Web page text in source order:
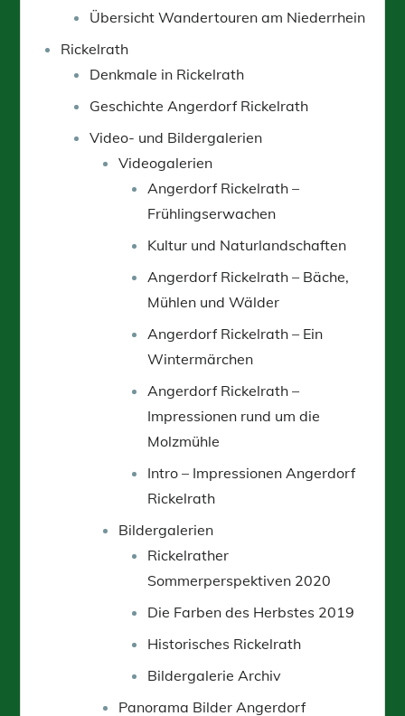
Übersicht Wandertouren am Niederrhein
Rickelrath
Denkmale in Rickelrath
Geschichte Angerdorf Rickelrath
Video- und Bildergalerien
Videogalerien
Angerdorf Rickelrath –
Frühlingserwachen
Kultur und Naturlandschaften
Angerdorf Rickelrath – Bäche,
Mühlen und Wälder
Angerdorf Rickelrath – Ein
Wintermärchen
Angerdorf Rickelrath –
Impressionen rund um die
Molzmühle
Intro – Impressionen Angerdorf
Rickelrath
Bildergalerien
Rickelrather
Sommerperspektiven 2020
Die Farben des Herbstes 2019
Historisches Rickelrath
Bildergalerie Archiv
Panorama Bilder Angerdorf